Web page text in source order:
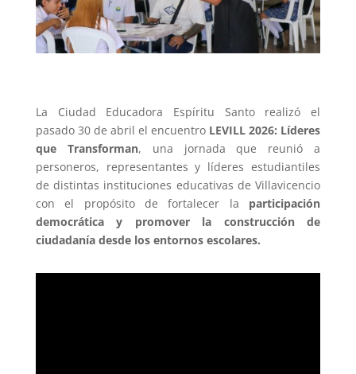
La Ciudad Educadora Espíritu Santo realizó el
pasado 30 de abril el encuentro LEVILL 2026: Líderes
que Transforman, una jornada que reunió a
personeros, representantes y líderes estudiantiles
de distintas instituciones educativas de Villavicencio
con el propósito de fortalecer la participación
democrática y promover la construcción de
ciudadanía desde los entornos escolares.